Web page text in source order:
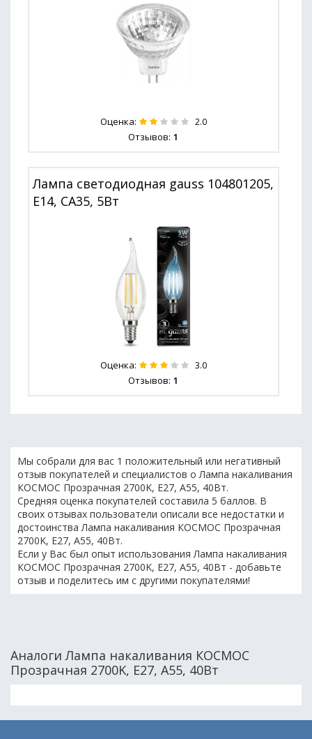
Оценка: 2.0
Отзывов: 1
Лампа светодиодная gauss 104801205,
E14, CA35, 5Вт
Оценка: 3.0
Отзывов: 1
Мы собрали для вас 1 положительный или негативный
отзыв покупателей и специалистов о Лампа накаливания
КОСМОС Прозрачная 2700K, E27, A55, 40Вт.
Средняя оценка покупателей составила 5 баллов. В
своих отзывах пользователи описали все недостатки и
достоинства Лампа накаливания КОСМОС Прозрачная
2700K, E27, A55, 40Вт.
Если у Вас был опыт использования Лампа накаливания
КОСМОС Прозрачная 2700K, E27, A55, 40Вт - добавьте
отзыв и поделитесь им с другими покупателями!
Аналоги Лампа накаливания КОСМОС
Прозрачная 2700K, E27, A55, 40Вт